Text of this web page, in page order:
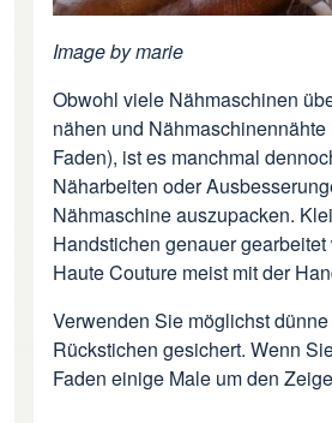
Image bymarie
Obwohl viele Nähmaschinen
nähen und
Faden), ist es manchmal
Näharbeiten oder
Nähmaschine auszupacken.
Handstichen genauer
Haute Couture meist mit der
Verwenden Sie möglichst
Rückstichen gesichert. Wenn
Faden einige Male um den